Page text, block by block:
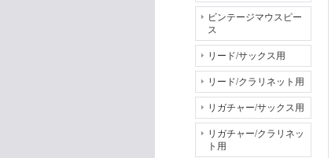
ビンテージマウスピー
ス
リード/サックス用
リード/クラリネット用
リガチャー/サックス用
リガチャー/クラリネッ
ト用